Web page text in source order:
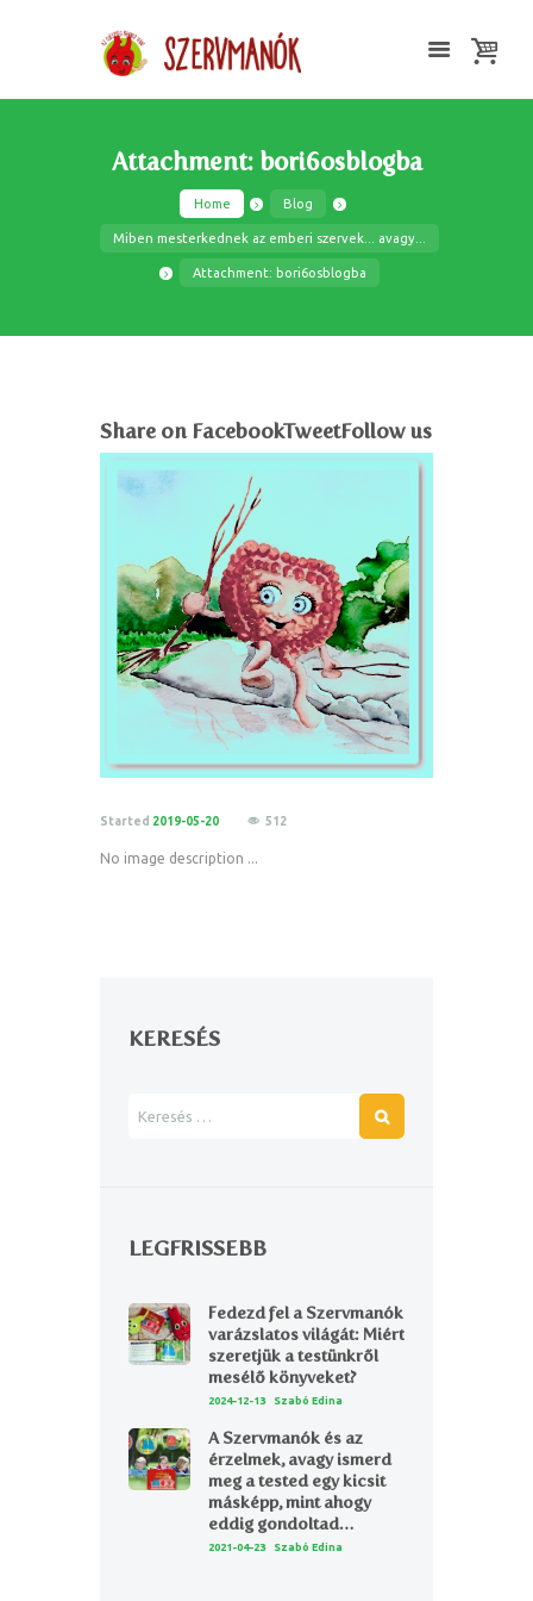
Attachment: bori6osblogba
Home Blog
Miben mesterkednek az emberi szervek... avagy...
Attachment: bori6osblogba
Share on FacebookTweetFollow us
Started 2019-05-20 512
No image description ...
KERESÉS
LEGFRISSEBB
Fedezd fel a Szervmanók
varázslatos világát: Miért
szeretjük a testünkről
mesélő könyveket?
2024-12-13 Szabó Edina
A Szervmanók és az
érzelmek, avagy ismerd
meg a tested egy kicsit
másképp, mint ahogy
eddig gondoltad…
2021-04-23 Szabó Edina